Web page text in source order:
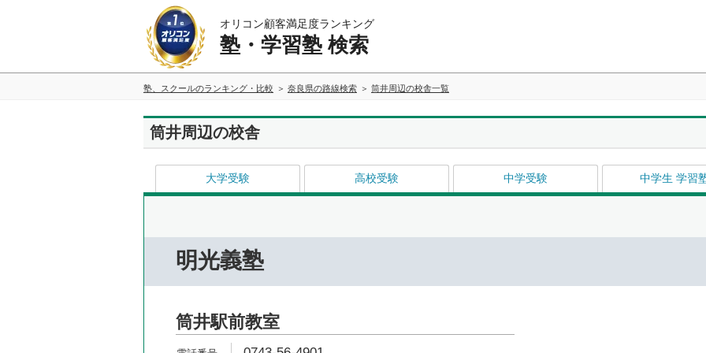
オリコン顧客満足度ランキング
塾・学習塾 検索
塾、スクールのランキング・比較 奈良県の路線検索 筒井周辺の校舎一覧
筒井周辺の校舎
大学受験 高校受験 中学受験 中学生 学習
明光義塾
筒井駅前教室